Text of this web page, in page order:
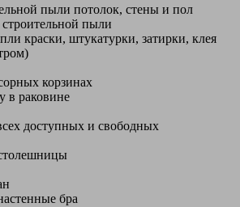
пыли потолок, стены и пол
пыли
краски, штукатурки, затирки, клея
корзинах
в раковине
доступных и свободных
бра